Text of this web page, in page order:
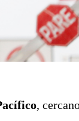
,